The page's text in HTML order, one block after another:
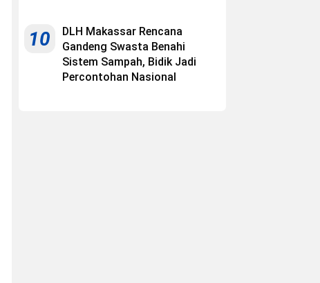
10
DLH Makassar Rencana
Gandeng Swasta Benahi
Sistem Sampah, Bidik Jadi
Percontohan Nasional